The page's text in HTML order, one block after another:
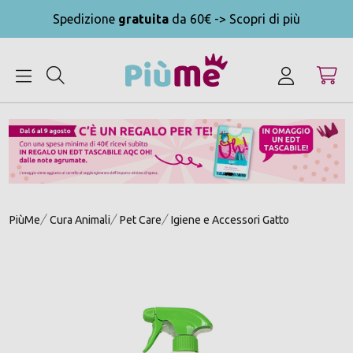
Spedizione gratuita da 60€ -> Scopri di più
PiùMe Cura Animali Pet Care Igiene e Accessori Gatto